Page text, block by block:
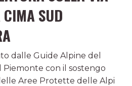
SUD
dalle Guide Alpine del
Piemonte con il sostengo
Aree Protette delle Alpi